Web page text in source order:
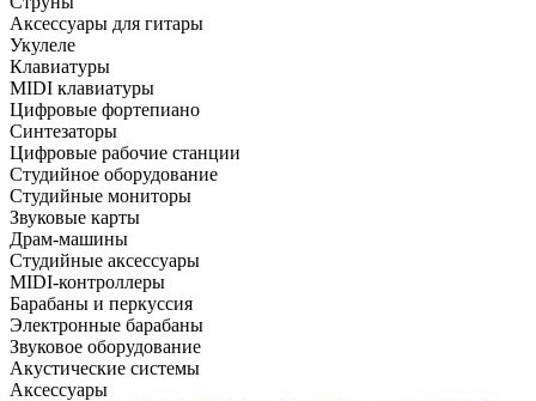
Аксессуары для гитары
Укулеле
Клавиатуры
MIDI клавиатуры
Цифровые фортепиано
Синтезаторы
Цифровые рабочие станции
Студийное оборудование
Студийные мониторы
Звуковые карты
Драм-машины
Студийные аксессуары
MIDI-контроллеры
Барабаны и перкуссия
Электронные барабаны
Звуковое оборудование
Акустические системы
Аксессуары